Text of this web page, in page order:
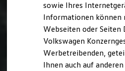
R-Modelle
R Experience
Driving Experience
Werkbesichtigung
Factory visit
Lifestyle Shop
sowie Ihres
Informationen können
Webseiten oder Seiten
Volkswagen
Werbetreibenden,
Ihnen auch auf